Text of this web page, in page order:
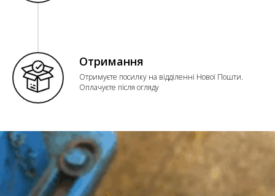
Отримання
Отримуєте посилку на відділенні Нової Пошти.
Оплачуєте після огляду